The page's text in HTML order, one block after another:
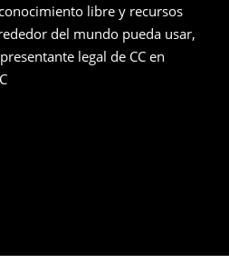
libre y recursos
del mundo pueda usar,
legal de CC en